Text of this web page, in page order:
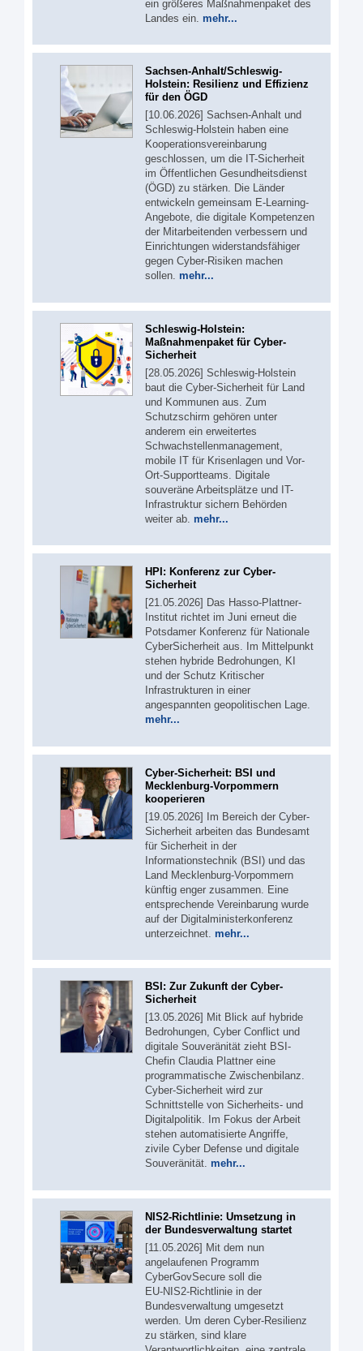
ein größeres Maßnahmenpaket des
Landes ein. mehr...
Sachsen-Anhalt/Schleswig-
Holstein: Resilienz und Effizienz
für den ÖGD
[10.06.2026] Sachsen-Anhalt und
Schleswig-Holstein haben eine
Kooperationsvereinbarung
geschlossen, um die IT-Sicherheit
im Öffentlichen Gesundheitsdienst
(ÖGD) zu stärken. Die Länder
entwickeln gemeinsam E-Learning-
Angebote, die digitale Kompetenzen
der Mitarbeitenden verbessern und
Einrichtungen widerstandsfähiger
gegen Cyber-Risiken machen
sollen. mehr...
Schleswig-Holstein:
Maßnahmenpaket für Cyber-
Sicherheit
[28.05.2026] Schleswig-Holstein
baut die Cyber-Sicherheit für Land
und Kommunen aus. Zum
Schutzschirm gehören unter
anderem ein erweitertes
Schwachstellenmanagement,
mobile IT für Krisenlagen und Vor-
Ort-Supportteams. Digitale
souveräne Arbeitsplätze und IT-
Infrastruktur sichern Behörden
weiter ab. mehr...
HPI: Konferenz zur Cyber-
Sicherheit
[21.05.2026] Das Hasso-Plattner-
Institut richtet im Juni erneut die
Potsdamer Konferenz für Nationale
CyberSicherheit aus. Im Mittelpunkt
stehen hybride Bedrohungen, KI
und der Schutz Kritischer
Infrastrukturen in einer
angespannten geopolitischen Lage.
mehr...
Cyber-Sicherheit: BSI und
Mecklenburg-Vorpommern
kooperieren
[19.05.2026] Im Bereich der Cyber-
Sicherheit arbeiten das Bundesamt
für Sicherheit in der
Informationstechnik (BSI) und das
Land Mecklenburg-Vorpommern
künftig enger zusammen. Eine
entsprechende Vereinbarung wurde
auf der Digitalministerkonferenz
unterzeichnet. mehr...
BSI: Zur Zukunft der Cyber-
Sicherheit
[13.05.2026] Mit Blick auf hybride
Bedrohungen, Cyber Conflict und
digitale Souveränität zieht BSI-
Chefin Claudia Plattner eine
programmatische Zwischenbilanz.
Cyber-Sicherheit wird zur
Schnittstelle von Sicherheits- und
Digitalpolitik. Im Fokus der Arbeit
stehen automatisierte Angriffe,
zivile Cyber Defense und digitale
Souveränität. mehr...
NIS2-Richtlinie: Umsetzung in
der Bundesverwaltung startet
[11.05.2026] Mit dem nun
angelaufenen Programm
CyberGovSecure soll die
EU‑NIS2‑Richtlinie in der
Bundesverwaltung umgesetzt
werden. Um deren Cyber-Resilienz
zu stärken, sind klare